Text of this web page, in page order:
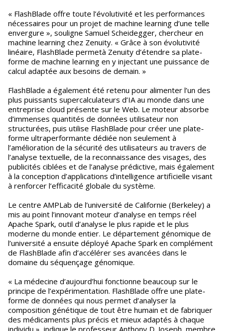
« FlashBlade offre toute l’évolutivité et les performances
nécessaires pour un projet de machine learning d’une telle
envergure », souligne Samuel Scheidegger, chercheur en
machine learning chez Zenuity. « Grâce à son évolutivité
linéaire, FlashBlade permetà Zenuity d’étendre sa plate-
forme de machine learning en y injectant une puissance de
calcul adaptée aux besoins de demain. »
FlashBlade a également été retenu pour alimenter l’un des
plus puissants supercalculateurs d’IA au monde dans une
entreprise cloud présente sur le Web. Le moteur absorbe
d’immenses quantités de données utilisateur non
structurées, puis utilise FlashBlade pour créer une plate-
forme ultraperformante dédiée non seulement à
l’amélioration de la sécurité des utilisateurs au travers de
l’analyse textuelle, de la reconnaissance des visages, des
publicités ciblées et de l’analyse prédictive, mais également
à la conception d’applications d’intelligence artificielle visant
à renforcer l’efficacité globale du système.
Le centre AMPLab de l’université de Californie (Berkeley) a
mis au point l’innovant moteur d’analyse en temps réel
Apache Spark, outil d’analyse le plus rapide et le plus
moderne du monde entier. Le département génomique de
l’université a ensuite déployé Apache Spark en complément
de FlashBlade afin d’accélérer ses avancées dans le
domaine du séquençage génomique.
« La médecine d’aujourd’hui fonctionne beaucoup sur le
principe de l’expérimentation. FlashBlade offre une plate-
forme de données qui nous permet d’analyser la
composition génétique de tout être humain et de fabriquer
des médicaments plus précis et mieux adaptés à chaque
individu », indique le professeur Anthony D. Joseph, membre